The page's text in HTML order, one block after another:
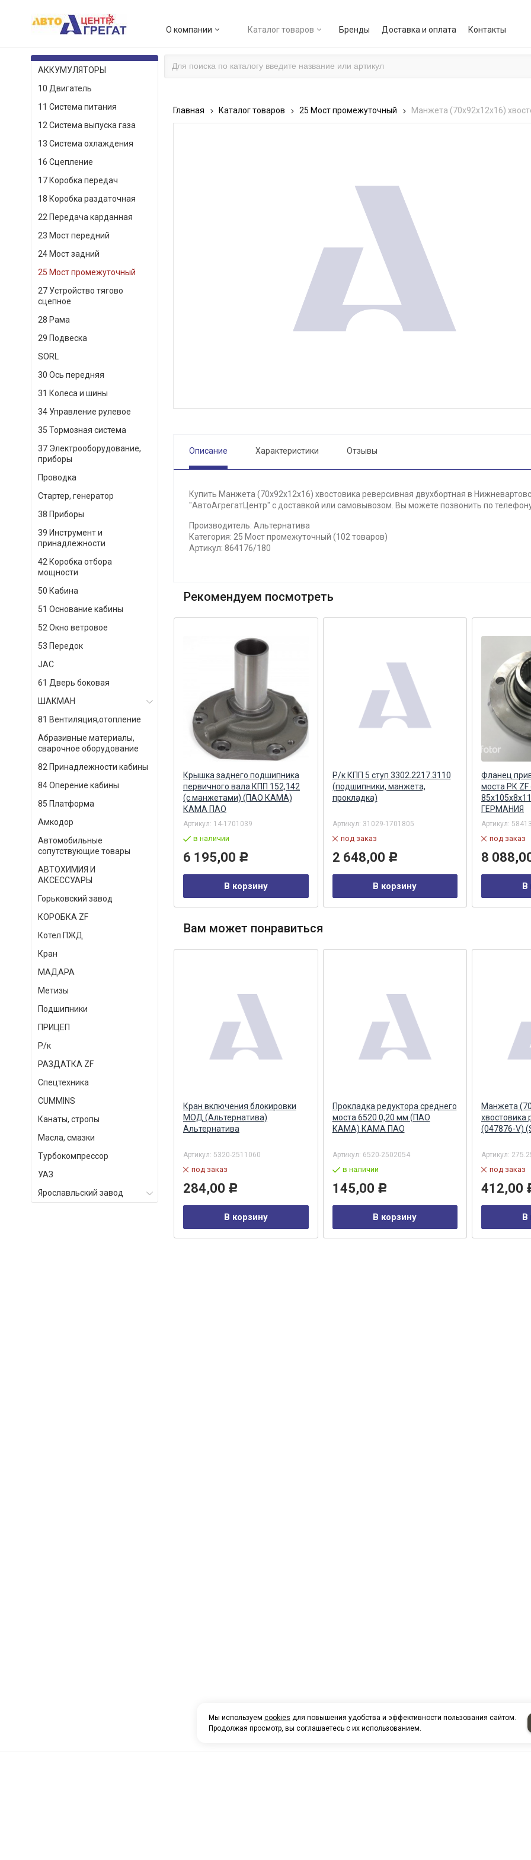
О компании Каталог товаров Бренды Доставка и оплата Контакты
КАТАЛОГ ТОВАРОВ
АККУМУЛЯТОРЫ
10 Двигатель
11 Система питания
12 Система выпуска газа
13 Система охлаждения
16 Сцепление
17 Коробка передач
18 Коробка раздаточная
22 Передача карданная
23 Мост передний
24 Мост задний
25 Мост промежуточный
27 Устройство тягово
сцепное
28 Рама
29 Подвеска
SORL
30 Ось передняя
31 Колеса и шины
34 Управление рулевое
35 Тормозная система
37 Электрооборудование,
приборы
Проводка
Стартер, генератор
38 Приборы
39 Инструмент и
принадлежности
42 Коробка отбора
мощности
50 Кабина
51 Основание кабины
52 Окно ветровое
53 Передок
JAC
61 Дверь боковая
ШАКМАН
81 Вентиляция,отопление
Абразивные материалы,
сварочное оборудование
82 Принадлежности кабины
84 Оперение кабины
85 Платформа
Амкодор
Автомобильные
сопутствующие товары
АВТОХИМИЯ И
АКСЕССУАРЫ
Горьковский завод
КОРОБКА ZF
Котел ПЖД
Кран
МАДАРА
Метизы
Подшипники
ПРИЦЕП
Р/к
РАЗДАТКА ZF
Спецтехника
СUMMINS
Канаты, стропы
Масла, смазки
Турбокомпрессор
УАЗ
Ярославльский завод
Главная Каталог товаров 25 Мост промежуточный Манжета (70х92х12х16)
Описание Характеристики Отзывы
Купить Манжета (70х92х12х16) хвостовика реверсивная двухбортная в
"АвтоАгрегатЦентр" с доставкой или самовывозом. Вы можете позвонить по
Производитель: Альтернатива
Категория: 25 Мост промежуточный (102 товаров)
Артикул: 864176/180
Рекомендуем посмотреть
Крышка корпуса с манжетами в
сборе Альтернатива
Артикул:4310-3401720
под заказ
158,00 Р
В корзину
Крышка заднего подшипника
первичного вала КПП 152,142
(с манжетами) (ПАО КАМА)
КАМА ПАО
Артикул: 14-1701039
в наличии
6 195,00 Р
В корзину
Р/к КПП 5 ступ 3302.2217.3110
(подшипники, манжета,
прокладка)
Артикул: 31029-1701805
под заказ
2 648,00 Р
В корзину
Фланец
моста РК
ГЕРМАНИЯ
Артикул:
под заказ
8
В
Вам может понравиться
Фланец ведущий раздаточной
коробки 65111 (два пыльника)
MEGAPOWER
Артикул:250-12-002
под заказ
3 279,00 Р
Кран включения блокировки
МОД (Альтернатива)
Альтернатива
Артикул: 5320-2511060
под заказ
284,00 Р
В корзину
Прокладка редуктора среднего
моста 6520 0,20 мм (ПАО
КАМА) КАМА ПАО
Артикул: 6520-2502054
в наличии
145,00 Р
В корзину
Манжета
хвостовика
(047876-V)
Артикул:
под заказ
412,00
В
Мы используем cookies для повышения удобства и эффективности пользования сайтом.
Продолжая просмотр, вы соглашаетесь с их использованием.